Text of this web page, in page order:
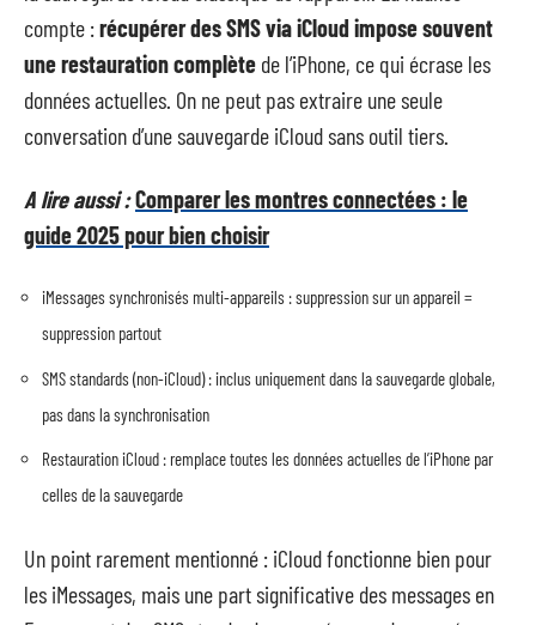
compte :récupérer des SMS via iCloud impose souvent
une restauration complète de l’iPhone, ce qui écrase les
données actuelles. On ne peut pas extraire une seule
conversation d’une sauvegarde iCloud sans outil tiers.
A lire aussi :Comparer les montres connectées : le
guide 2025 pour bien choisir
iMessages synchronisés multi-appareils : suppression sur un appareil =
suppression partout
SMS standards (non-iCloud) : inclus uniquement dans la sauvegarde globale,
pas dans la synchronisation
Restauration iCloud : remplace toutes les données actuelles de l’iPhone par
celles de la sauvegarde
Un point rarement mentionné : iCloud fonctionne bien pour
les iMessages, mais une part significative des messages en